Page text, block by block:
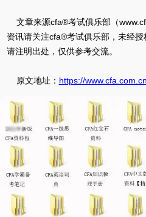
文章来源cfa®考试俱乐部（
资讯请关注cfa®考试俱乐部，未经授
请注明出处，仅供参考交流。
原文地址： https://